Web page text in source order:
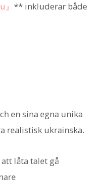
** inkluderar både
en sina egna unika
realistisk ukrainska.
låta talet gå